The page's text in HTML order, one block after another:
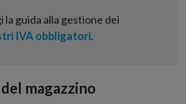
la guida alla gestione dei
IVA obbligatori.
magazzino